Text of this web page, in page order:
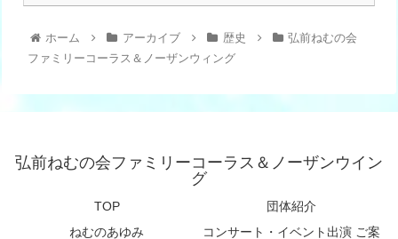
ホーム アーカイブ 歴史
弘前ねむの会
ファミリーコーラス＆ノーザンウィング
弘前ねむの会ファミリーコーラス＆ノーザンウイン
グ
TOP
団体紹介
ねむのあゆみ
コンサート・イベント出演 ご案